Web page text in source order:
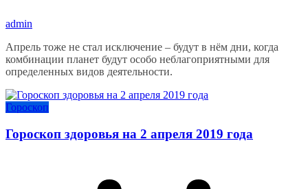
admin
Апрель тоже не стал исключение – будут в нём дни, когда
комбинации планет будут особо неблагоприятными для
определенных видов деятельности.
Гороскоп
Гороскоп здоровья на 2 апреля 2019 года